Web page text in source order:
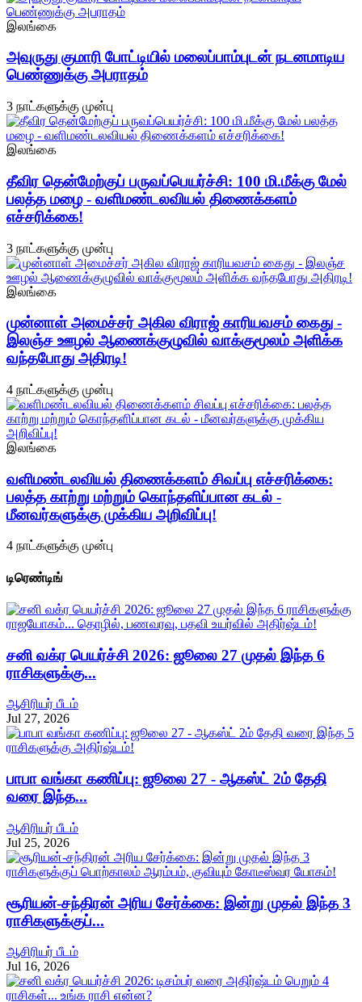
இலங்கை
அவுருது குமாரி போட்டியில் மலைப்பாம்புடன் நடனமாடிய
பெண்ணுக்கு அபராதம்
3 நாட்களுக்கு முன்பு
இலங்கை
தீவிர தென்மேற்குப் பருவப்பெயர்ச்சி: 100 மி.மீக்கு மேல்
பலத்த மழை - வளிமண்டலவியல் திணைக்களம்
எச்சரிக்கை!
3 நாட்களுக்கு முன்பு
இலங்கை
முன்னாள் அமைச்சர் அகில விராஜ் காரியவசம் கைது -
இலஞ்ச ஊழல் ஆணைக்குழுவில் வாக்குமூலம் அளிக்க
வந்தபோது அதிரடி!
4 நாட்களுக்கு முன்பு
இலங்கை
வளிமண்டலவியல் திணைக்களம் சிவப்பு எச்சரிக்கை:
பலத்த காற்று மற்றும் கொந்தளிப்பான கடல் -
மீனவர்களுக்கு முக்கிய அறிவிப்பு!
4 நாட்களுக்கு முன்பு
டிரெண்டிங்
சனி வக்ர பெயர்ச்சி 2026: ஜூலை 27 முதல் இந்த 6
ராசிகளுக்கு...
ஆசிரியர் பீடம்
Jul 27, 2026
பாபா வங்கா கணிப்பு: ஜூலை 27 - ஆகஸ்ட் 2ம் தேதி
வரை இந்த...
ஆசிரியர் பீடம்
Jul 25, 2026
சூரியன்-சந்திரன் அரிய சேர்க்கை: இன்று முதல் இந்த 3
ராசிகளுக்குப்...
ஆசிரியர் பீடம்
Jul 16, 2026